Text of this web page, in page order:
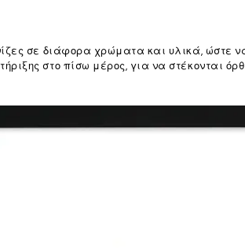
σε διάφορα χρώματα και υλικά, ώστε
στο πίσω μέρος, για να στέκονται